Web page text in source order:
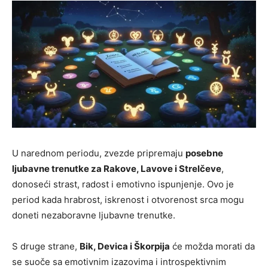
U narednom periodu, zvezde pripremaju posebne
ljubavne trenutke za Rakove, Lavove i Strelčeve,
donoseći strast, radost i emotivno ispunjenje. Ovo je
period kada hrabrost, iskrenost i otvorenost srca mogu
doneti nezaboravne ljubavne trenutke.
S druge strane, Bik, Devica i Škorpija će možda morati da
se suoče sa emotivnim izazovima i introspektivnim